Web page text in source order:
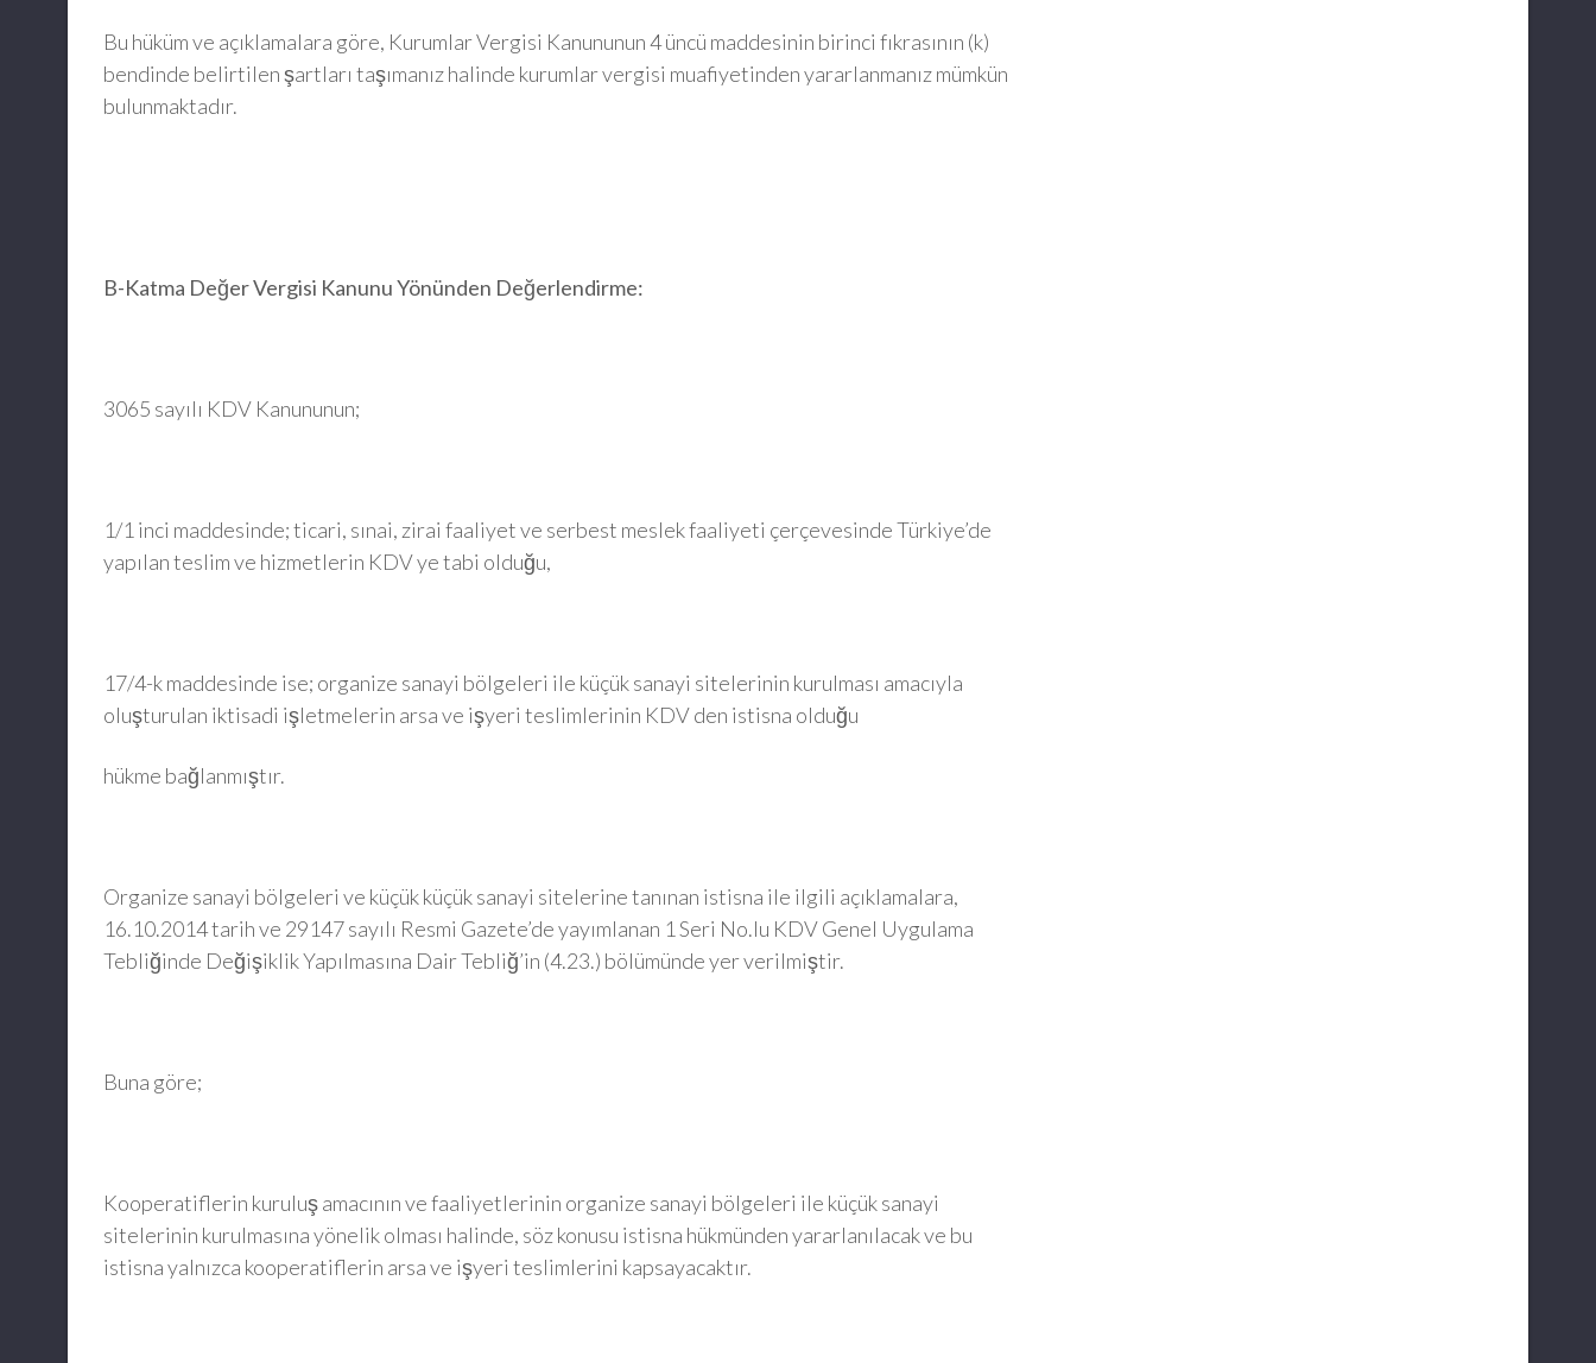
Bu hüküm ve açıklamalara göre, Kurumlar Vergisi Kanununun 4 üncü maddesinin birinci fıkrasının (k)
bendinde belirtilen şartları taşımanız halinde kurumlar vergisi muafiyetinden yararlanmanız mümkün
bulunmaktadır.
B-Katma Değer Vergisi Kanunu Yönünden Değerlendirme:
3065 sayılı KDV Kanununun;
1/1 inci maddesinde; ticari, sınai, zirai faaliyet ve serbest meslek faaliyeti çerçevesinde Türkiye’de
yapılan teslim ve hizmetlerin KDV ye tabi olduğu,
17/4-k maddesinde ise; organize sanayi bölgeleri ile küçük sanayi sitelerinin kurulması amacıyla
oluşturulan iktisadi işletmelerin arsa ve işyeri teslimlerinin KDV den istisna olduğu
hükme bağlanmıştır.
Organize sanayi bölgeleri ve küçük küçük sanayi sitelerine tanınan istisna ile ilgili açıklamalara,
16.10.2014 tarih ve 29147 sayılı Resmi Gazete’de yayımlanan 1 Seri No.lu KDV Genel Uygulama
Tebliğinde Değişiklik Yapılmasına Dair Tebliğ’in (4.23.) bölümünde yer verilmiştir.
Buna göre;
Kooperatiflerin kuruluş amacının ve faaliyetlerinin organize sanayi bölgeleri ile küçük sanayi
sitelerinin kurulmasına yönelik olması halinde, söz konusu istisna hükmünden yararlanılacak ve bu
istisna yalnızca kooperatiflerin arsa ve işyeri teslimlerini kapsayacaktır.